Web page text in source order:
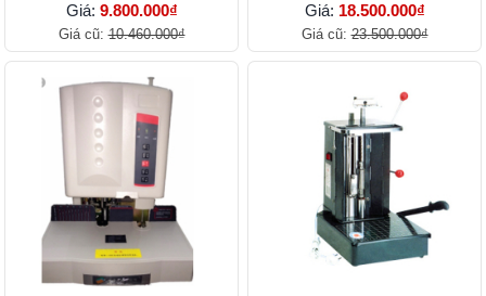
Giá: 9.800.000₫
Giá cũ:10.460.000₫
Giá: 18.500.000₫
Giá cũ:23.500.000₫